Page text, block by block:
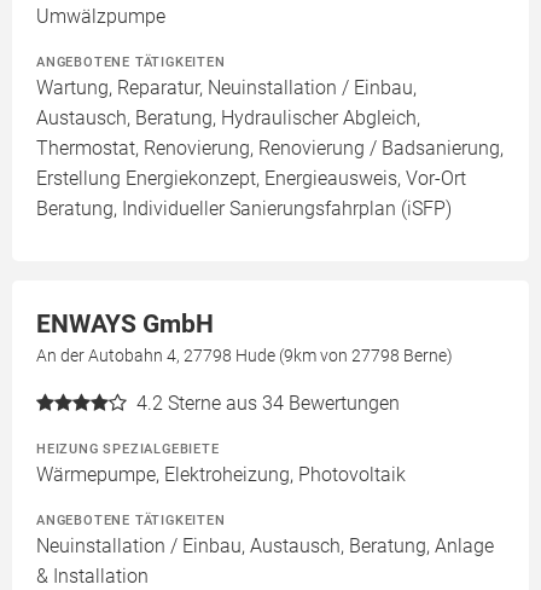
Umwälzpumpe
ANGEBOTENE TÄTIGKEITEN
Wartung, Reparatur, Neuinstallation / Einbau,
Austausch, Beratung, Hydraulischer Abgleich,
Thermostat, Renovierung, Renovierung / Badsanierung,
Erstellung Energiekonzept, Energieausweis, Vor-Ort
Beratung, Individueller Sanierungsfahrplan (iSFP)
ENWAYS GmbH
An der Autobahn 4, 27798 Hude (9km von 27798 Berne)
4.2 Sterne aus 34 Bewertungen
HEIZUNG SPEZIALGEBIETE
Wärmepumpe, Elektroheizung, Photovoltaik
ANGEBOTENE TÄTIGKEITEN
Neuinstallation / Einbau, Austausch, Beratung, Anlage
& Installation